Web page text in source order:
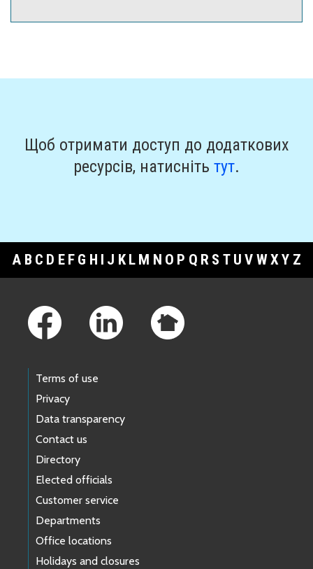
Щоб отримати доступ до додаткових
ресурсів, натисніть тут.
A B C D E F G H I J K L M N O P Q R S T U V WXY Z
Terms of use
Privacy
Data transparency
Contact us
Directory
Elected officials
Customer service
Departments
Office locations
Holidays and closures